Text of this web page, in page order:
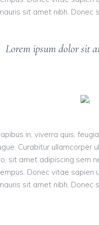
sit amet nibh.
Lorem ipsum dolor sit
in, viverra quis,
Curabitur ullamcorper
sit amet adipiscing sem
Donec vitae sapien
sit amet nibh.